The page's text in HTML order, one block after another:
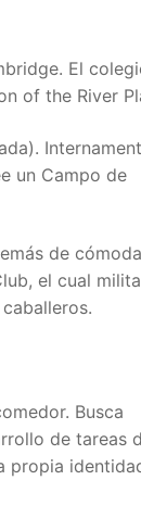
El
of the River
un Campo de
de
el cual
Busca
de tareas
propia